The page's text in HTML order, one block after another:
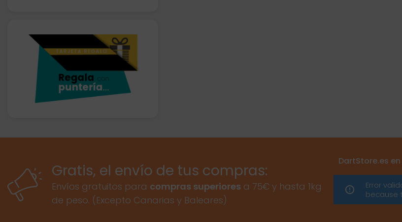
Gratis, el envío de tus compras:
Envíos gratuitos para compras superiores a 75€ y hasta 1kg
de peso. (Excepto Canarias y Baleares)
DartStore.es
Error
because